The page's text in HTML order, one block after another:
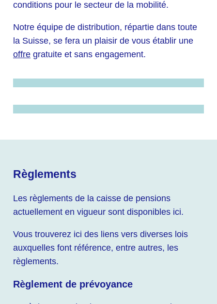
conditions pour le secteur de la mobilité.
Notre équipe de distribution, répartie dans toute
la Suisse, se fera un plaisir de vous établir une
offre gratuite et sans engagement.
Règlements
Les règlements de la caisse de pensions
actuellement en vigueur sont disponibles ici.
Vous trouverez ici des liens vers diverses lois
auxquelles font référence, entre autres, les
règlements.
Règlement de prévoyance